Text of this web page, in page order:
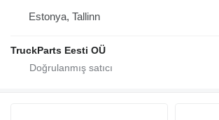
Estonya, Tallinn
TruckParts Eesti OÜ